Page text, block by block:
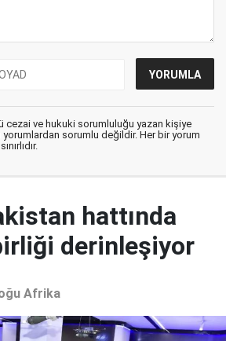
cezai ve hukuki sorumluluğu yazan kişiye
yorumlardan sorumlu değildir. Her bir yorum
hattında
derinleşiyor
Afrika